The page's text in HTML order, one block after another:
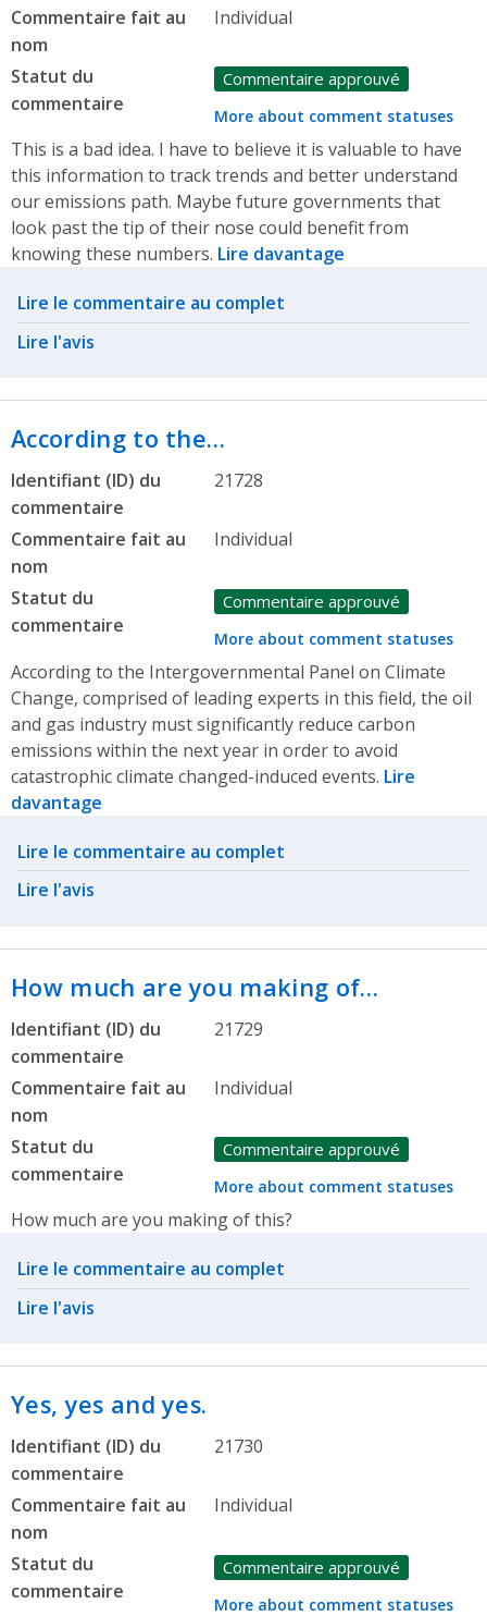
Commentaire fait au
nom
Individual
Statut du
commentaire
Commentaire approuvé
More about comment statuses
This is a bad idea. I have to believe it is valuable to have
this information to track trends and better understand
our emissions path. Maybe future governments that
look past the tip of their nose could benefit from
knowing these numbers. Lire davantage
Related actions
Lire le commentaire au complet
Lire l'avis
According to the…
Identifiant (ID) du
commentaire
21728
Commentaire fait au
nom
Individual
Statut du
commentaire
Commentaire approuvé
More about comment statuses
According to the Intergovernmental Panel on Climate
Change, comprised of leading experts in this field, the oil
and gas industry must significantly reduce carbon
emissions within the next year in order to avoid
catastrophic climate changed-induced events. Lire
davantage
Related actions
Lire le commentaire au complet
Lire l'avis
How much are you making of…
Identifiant (ID) du
commentaire
21729
Commentaire fait au
nom
Individual
Statut du
commentaire
Commentaire approuvé
More about comment statuses
How much are you making of this?
Related actions
Lire le commentaire au complet
Lire l'avis
Yes, yes and yes.
Identifiant (ID) du
commentaire
21730
Commentaire fait au
nom
Individual
Statut du
commentaire
Commentaire approuvé
More about comment statuses